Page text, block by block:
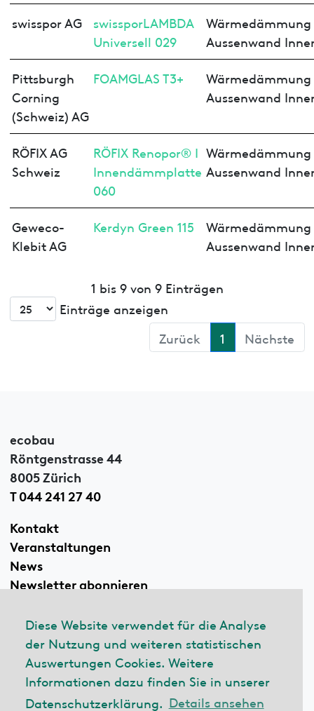
Diese Website verwendet für die Analyse
der Nutzung und weiteren statistischen
Auswertungen Cookies. Weitere
Informationen dazu finden Sie in unserer
Datenschutzerklärung. Details ansehen
swisspor AG
swissporLAMBDA
Universell 029
Wärmedämmung
Aussenwand
Pittsburgh
Corning
(Schweiz) AG
FOAMGLAS T3+
Wärmedämmung
Aussenwand
RÖFIX AG
Schweiz
RÖFIX Renopor® I
Innendämmplatte
060
Wärmedämmung
Aussenwand
Geweco-
Klebit AG
Kerdyn Green 115
Wärmedämmung
Aussenwand
1 bis 9 von 9 Einträgen
Einträge anzeigen
Zurück
1 Nächste
ecobau
Röntgenstrasse 44
8005 Zürich
T 044 241 27 40
Kontakt
Veranstaltungen
News
Newsletter abonnieren
Linkedin
© 2026 ecobau